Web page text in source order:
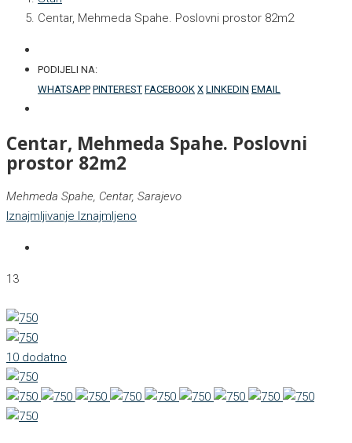
Centar, Mehmeda Spahe. Poslovni prostor 82m2
PODIJELI NA:
WHATSAPP PINTEREST FACEBOOK X LINKEDIN EMAIL
Centar, Mehmeda Spahe. Poslovni
prostor 82m2
Mehmeda Spahe, Centar, Sarajevo
Iznajmljivanje Iznajmljeno
13
10 dodatno